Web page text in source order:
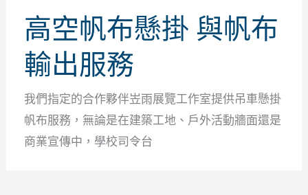
高空帆布懸掛 與帆布
輸出服務
我們指定的合作夥伴岦雨展覽工作室提供吊車懸掛
帆布服務，無論是在建築工地、戶外活動牆面還是
商業宣傳中，學校司令台